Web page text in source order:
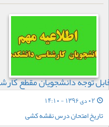
توجه دانشجویان مقطع
تاریخ امتحان درس نقشه کشی